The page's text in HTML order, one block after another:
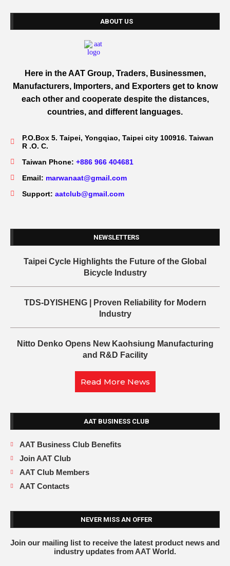
ABOUT US
Here in the AAT Group, Traders, Businessmen,
Manufacturers, Importers, and Exporters get to know
each other and cooperate despite the distances,
countries, and different languages.
P.O.Box 5. Taipei, Yongqiao, Taipei city 100916. Taiwan
R .O. C.
Taiwan Phone: +886 966 404681
Email: marwanaat@gmail.com
Support: aatclub@gmail.com
NEWSLETTERS
Taipei Cycle Highlights the Future of the Global
Bicycle Industry
TDS-DYISHENG | Proven Reliability for Modern
Industry
Nitto Denko Opens New Kaohsiung Manufacturing
and R&D Facility
Read More News
AAT BUSINESS CLUB
AAT Business Club Benefits
Join AAT Club
AAT Club Members
AAT Contacts
NEVER MISS AN OFFER
Join our mailing list to receive the latest product news and
industry updates from AAT World.